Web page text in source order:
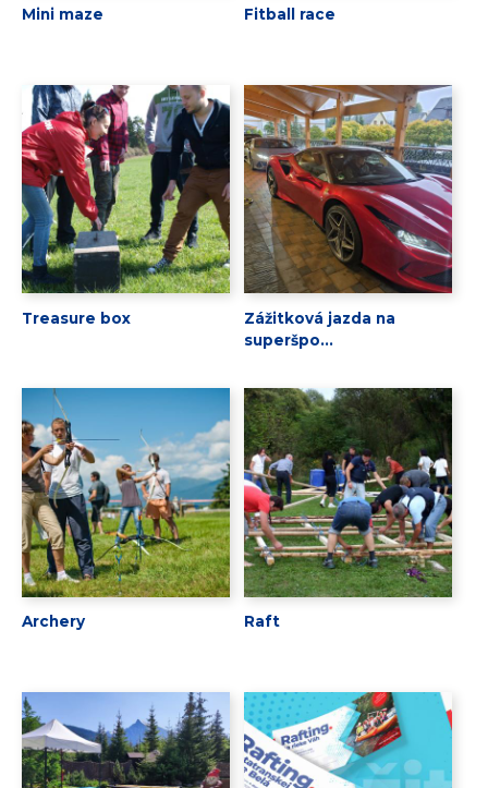
Mini maze Fitball race
Treasure box
Zážitková jazda na
superšpo...
Archery Raft